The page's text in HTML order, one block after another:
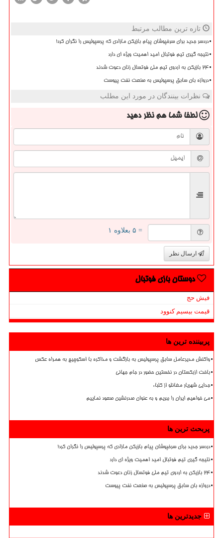
تازه ترین مطالب مرتبط
دردسر جدید برای سرخپوشان پیام بازیکن مازادی که پرسپولیس را نگران کرد!
نتیجه گیری تیم فوتبال امید اهمیت ویژه ای دارد
۲۴ بازیکن به اردوی تیم ملی فوتسال زنان دعوت شدند
دروازه بان سابق پرسپولیس به صنعت نفت پیوست
نظرات بینندگان در مورد این مطلب
لطفا شما همنظر دهید
= ۵ بعلاوه ۱
ارسال نظر
دوستان بازی فوتبال
فیش حج
قیمت بیسیم کنوود
پربیننده ترین ها
واکنش مدیرعامل سابق پرسپولیس به بازگشت و مذاکره با اسکوچیچ به همراه عکس
باخت ازبکستان در نخستین حضور در جام جهانی
جدایی شهریار مغانلو از کلباء
می خواهیم ایران را ببریم و به عنوان صدرنشین صعود نماییم
پربحث ترین ها
دردسر جدید برای سرخپوشان پیام بازیکن مازادی که پرسپولیس را نگران کرد!
نتیجه گیری تیم فوتبال امید اهمیت ویژه ای دارد
۲۴ بازیکن به اردوی تیم ملی فوتسال زنان دعوت شدند
دروازه بان سابق پرسپولیس به صنعت نفت پیوست
جدیدترین ها